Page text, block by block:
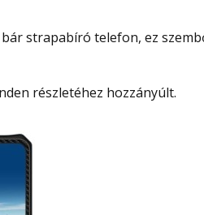
részletéhez hozzányúlt.